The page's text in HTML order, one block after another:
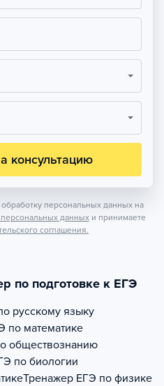
консультацию
персональных данных на
персональных данных и принимаете
соглашения.
по подготовке к ЕГЭ
русскому языку
по математике
обществознанию
по биологии
Тренажер ЕГЭ по физике